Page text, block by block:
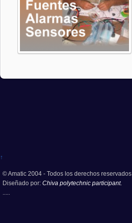
↑
© Amatic 2004 - Todos los derechos
Diseñado por: Chiva polytechnic participant.